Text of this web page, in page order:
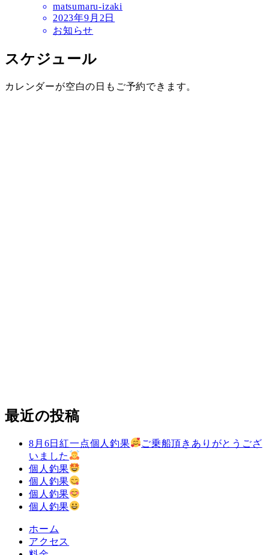
matsumaru-izaki
2023年9月2日
お知らせ
スケジュール
カレンダーが空白の日もご予約できます。
最近の投稿
8月6日紅一点個人釣果
ご乗船頂きありがとうござ
いました
個人釣果
個人釣果
個人釣果
個人釣果
ホーム
アクセス